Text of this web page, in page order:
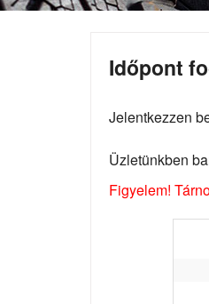
Időpont
Jelentkezzen
Üzletünkben
Figyelem!